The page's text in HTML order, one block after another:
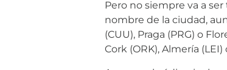
Pero no siempre va a
nombre de la ciudad,
(CUU), Praga (PRG) o
Cork (ORK), Almería